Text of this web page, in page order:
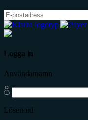
Logga in
Användarnamn
Lösenord